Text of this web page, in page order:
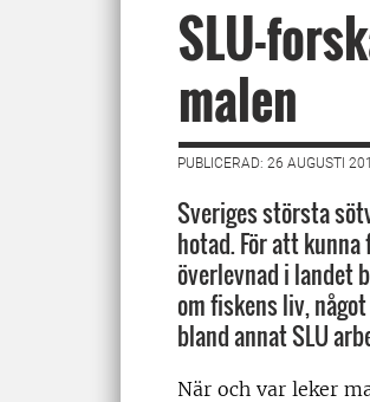
SLU-
malen
PUBLICERAD: 26 AUGUSTI
Sveriges största
hotad. För att
överlevnad i landet
om fiskens liv,
bland annat SLU
När och var leker